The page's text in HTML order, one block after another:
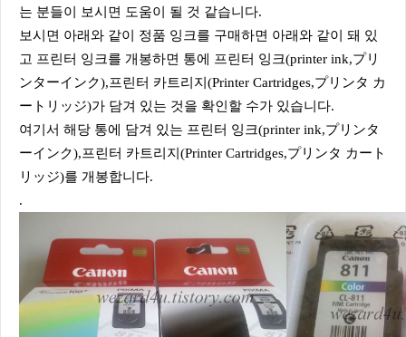
는 분들이 보시면 도움이 될 것 같습니다.
보시면 아래와 같이 정품 잉크를 구매하면 아래와 같이 돼 있
고 프린터 잉크를 개봉하면 통에 프린터 잉크(printer ink,プリ
ンターインク),프린터 카트리지(Printer Cartridges,プリンタ カ
ートリッジ)가 담겨 있는 것을 확인할 수가 있습니다.
여기서 해당 통에 담겨 있는 프린터 잉크(printer ink,プリンタ
ーインク),프린터 카트리지(Printer Cartridges,プリンタ カート
リッジ)를 개봉합니다.
.